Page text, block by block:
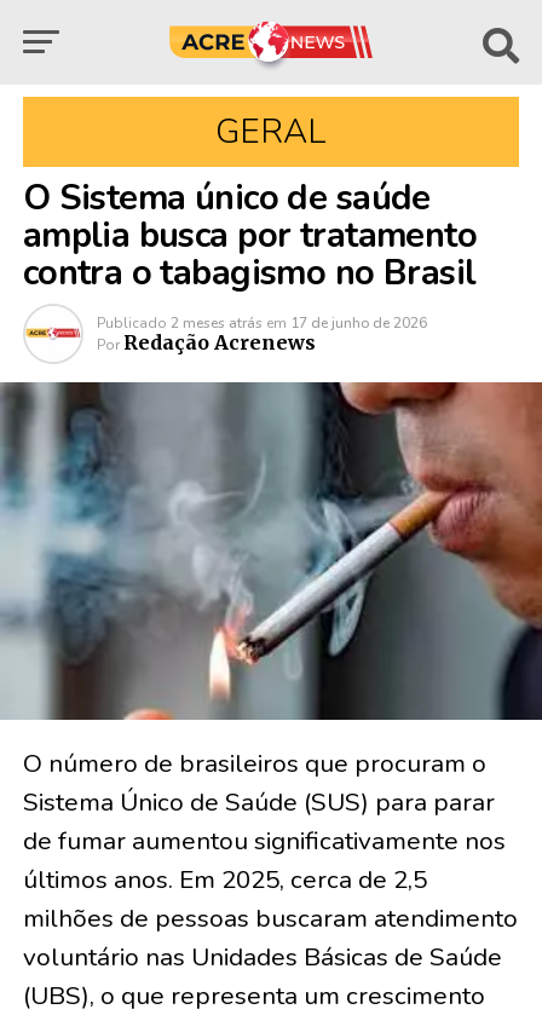
GERAL
O Sistema único de saúde
amplia busca por tratamento
contra o tabagismo no Brasil
Publicado 2 meses atrás em 17 de junho de 2026
Por Redação Acrenews
O número de brasileiros que procuram o
Sistema Único de Saúde (SUS) para parar
de fumar aumentou significativamente nos
últimos anos. Em 2025, cerca de 2,5
milhões de pessoas buscaram atendimento
voluntário nas Unidades Básicas de Saúde
(UBS), o que representa um crescimento